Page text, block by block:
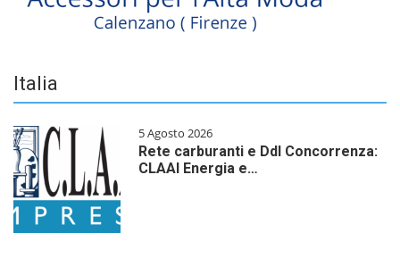
Italia
5 Agosto 2026
Rete carburanti e Ddl Concorrenza:
CLAAI Energia e…